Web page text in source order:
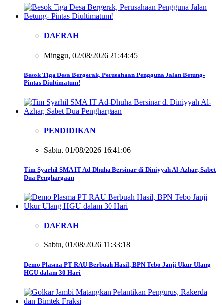
DAERAH
Minggu, 02/08/2026 21:44:45
Besok Tiga Desa Bergerak, Perusahaan Pengguna Jalan Betung-
Pintas Diultimatum!
PENDIDIKAN
Sabtu, 01/08/2026 16:41:06
Tim Syarhil SMA IT Ad-Dhuha Bersinar di Diniyyah Al-Azhar, Sabet
Dua Penghargaan
DAERAH
Sabtu, 01/08/2026 11:33:18
Demo Plasma PT RAU Berbuah Hasil, BPN Tebo Janji Ukur Ulang
HGU dalam 30 Hari